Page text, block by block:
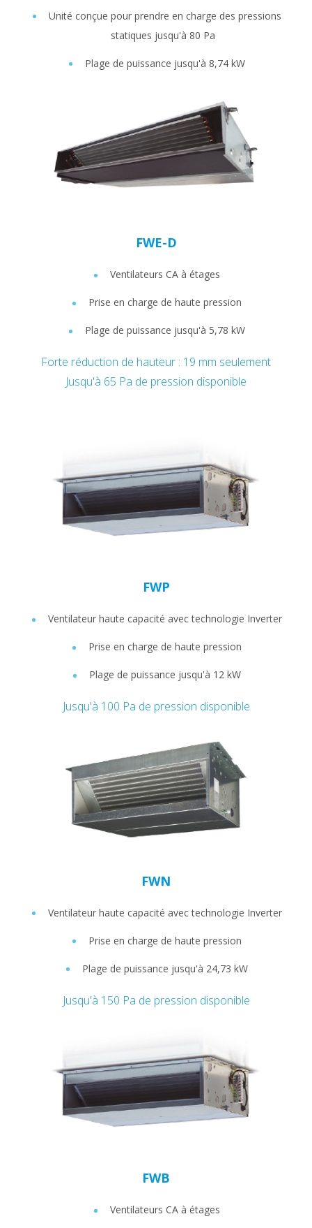
Unité conçue pour prendre en charge des pressions
statiques jusqu'à 80 Pa
Plage de puissance jusqu'à 8,74 kW
FWE-D
Ventilateurs CA à étages
Prise en charge de haute pression
Plage de puissance jusqu'à 5,78 kW
Forte réduction de hauteur : 19 mm seulement
Jusqu'à 65 Pa de pression disponible
FWP
Ventilateur haute capacité avec technologie Inverter
Prise en charge de haute pression
Plage de puissance jusqu'à 12 kW
Jusqu'à 100 Pa de pression disponible
FWN
Ventilateur haute capacité avec technologie Inverter
Prise en charge de haute pression
Plage de puissance jusqu'à 24,73 kW
Jusqu'à 150 Pa de pression disponible
FWB
Ventilateurs CA à étages